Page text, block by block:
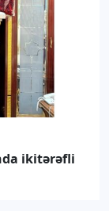
ikitərəfli